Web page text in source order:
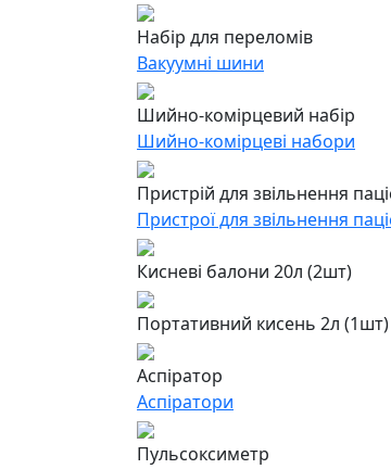
Набір для переломів
Вакуумні шини
Шийно-комірцевий набір
Шийно-комірцеві набори
Пристрій для звільнення
Пристрої для звільнення
Кисневі балони 20л (2шт)
Портативний кисень 2л (1шт)
Аспіратор
Аспіратори
Пульсоксиметр